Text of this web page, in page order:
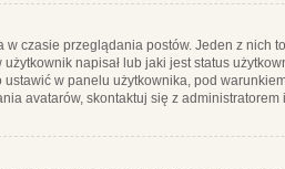
czasie przeglądania postów. Jeden z nich
napisał lub jaki jest status
w panelu użytkownika, pod
avatarów, skontaktuj się z